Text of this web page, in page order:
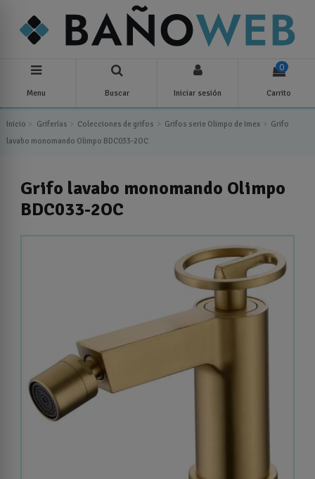
Menu Buscar Iniciar sesión
0
Carrito
Inicio Griferías Colecciones de grifos Grifos serie Olimpo de Imex
Grifo
lavabo monomando Olimpo BDC033-2OC
Grifo lavabo monomando Olimpo
BDC033-2OC